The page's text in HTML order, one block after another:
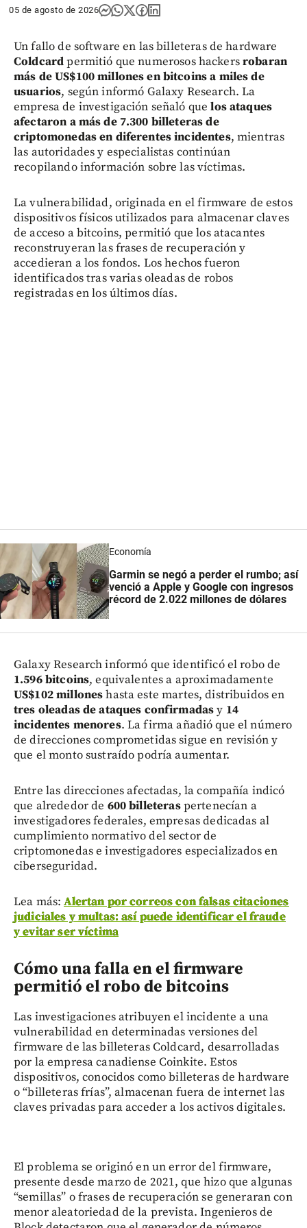
05 de agosto de 2026
Un fallo de software en las billeteras de hardware
Coldcardpermitió que numerosos hackersrobaran
más de US$100 millones en bitcoins a miles de
usuarios, según informó Galaxy Research. La
empresa de investigación señaló que los ataques
afectaron a más de 7.300 billeteras de
criptomonedas en diferentes incidentes, mientras
las autoridades y especialistas continúan
recopilando información sobre las víctimas.
La vulnerabilidad, originada en el firmware de estos
dispositivos físicos utilizados para almacenar claves
de acceso a bitcoins, permitió que los atacantes
reconstruyeran las frases de recuperación y
accedieran a los fondos. Los hechos fueron
identificados tras varias oleadas de robos
registradas en los últimos días.
Economía
Garmin se negó a perder el rumbo; así
venció a Apple y Google con ingresos
récord de 2.022 millones de dólares
Galaxy Research informó que identificó el robo de
1.596 bitcoins, equivalentes a aproximadamente
US$102 milloneshasta este martes, distribuidos en
tres oleadas de ataques confirmadasy 14
incidentes menores. La firma añadió que el número
de direcciones comprometidas sigue en revisión y
que el monto sustraído podría aumentar.
Entre las direcciones afectadas, la compañía indicó
que alrededor de 600 billeteraspertenecían a
investigadores federales, empresas dedicadas al
cumplimiento normativo del sector de
criptomonedas e investigadores especializados en
ciberseguridad.
Lea más:Alertan por correos con falsas citaciones
judiciales y multas: así puede identificar el fraude
y evitar ser víctima
Cómo una falla en el firmware
permitió el robo de bitcoins
Las investigaciones atribuyen el incidente a una
vulnerabilidad en determinadas versiones del
firmware de las billeteras Coldcard, desarrolladas
por la empresa canadiense Coinkite. Estos
dispositivos, conocidos como billeteras de hardware
o “billeteras frías”, almacenan fuera de internet las
claves privadas para acceder a los activos digitales.
El problema se originó en un error del firmware,
presente desde marzo de 2021, que hizo que algunas
“semillas” o frases de recuperación se generaran con
menor aleatoriedad de la prevista. Ingenieros de